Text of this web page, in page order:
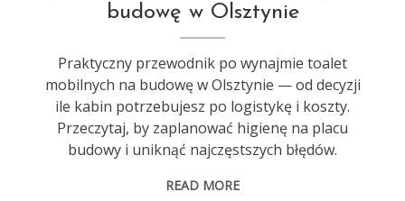
budowę w Olsztynie
Praktyczny przewodnik po wynajmie toalet
mobilnych na budowę w Olsztynie — od decyzji
ile kabin potrzebujesz po logistykę i koszty.
Przeczytaj, by zaplanować higienę na placu
budowy i uniknąć najczęstszych błędów.
READ MORE